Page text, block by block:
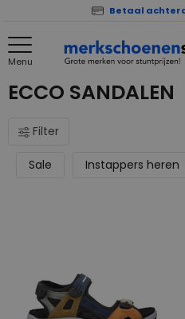
Betaal
Menu
ECCO SANDALEN
Filter
Sale Instappers heren